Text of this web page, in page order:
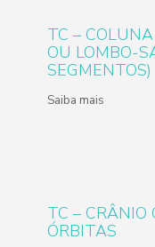
TC –
OU LOMBO-
SEGMENTOS)
Saiba mais
TC – CRÂNIO
ÓRBITAS